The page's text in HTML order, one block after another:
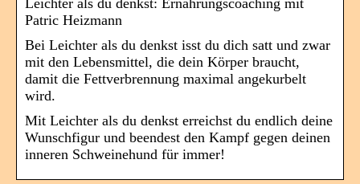
Leichter als du denkst: Ernährungscoaching mit
Patric Heizmann
Bei Leichter als du denkst isst du dich satt und zwar
mit den Lebensmittel, die dein Körper braucht,
damit die Fettverbrennung maximal angekurbelt
wird.
Mit Leichter als du denkst erreichst du endlich deine
Wunschfigur und beendest den Kampf gegen deinen
inneren Schweinehund für immer!